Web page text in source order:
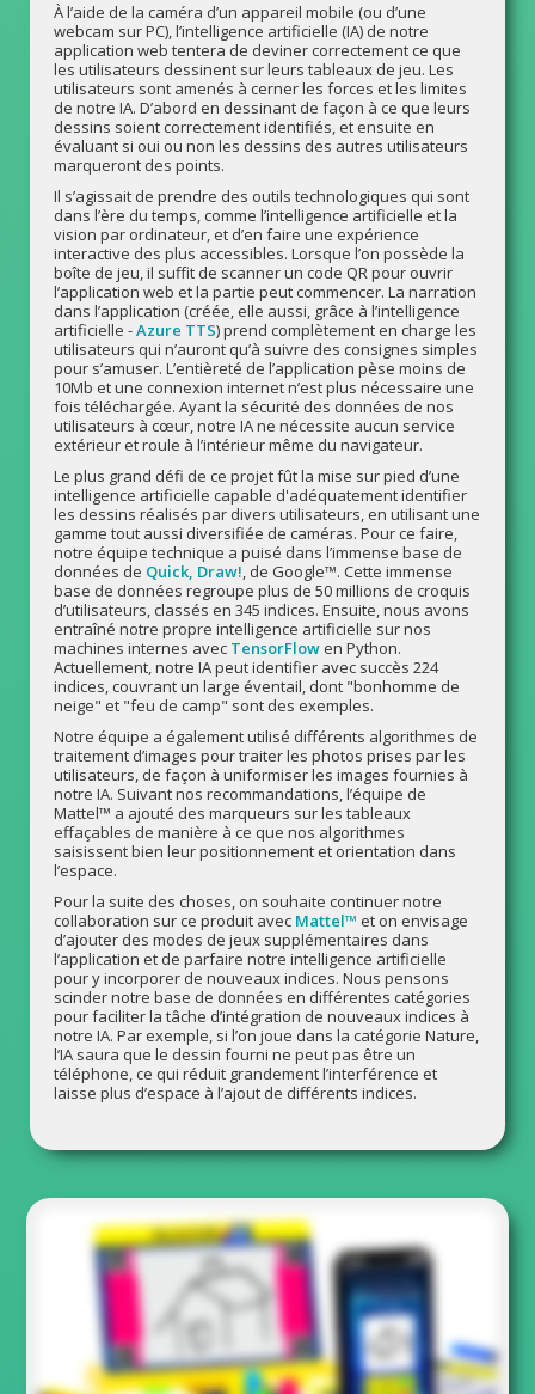
À l’aide de la caméra d’un appareil mobile (ou d’une
webcam sur PC), l’intelligence artificielle (IA) de notre
application web tentera de deviner correctement ce que
les utilisateurs dessinent sur leurs tableaux de jeu. Les
utilisateurs sont amenés à cerner les forces et les limites
de notre IA. D’abord en dessinant de façon à ce que leurs
dessins soient correctement identifiés, et ensuite en
évaluant si oui ou non les dessins des autres utilisateurs
marqueront des points.
Il s’agissait de prendre des outils technologiques qui sont
dans l’ère du temps, comme l’intelligence artificielle et la
vision par ordinateur, et d’en faire une expérience
interactive des plus accessibles. Lorsque l’on possède la
boîte de jeu, il suffit de scanner un code QR pour ouvrir
l’application web et la partie peut commencer. La narration
dans l’application (créée, elle aussi, grâce à l’intelligence
artificielle -Azure TTS) prend complètement en charge les
utilisateurs qui n’auront qu’à suivre des consignes simples
pour s’amuser. L’entièreté de l’application pèse moins de
10Mb et une connexion internet n’est plus nécessaire une
fois téléchargée. Ayant la sécurité des données de nos
utilisateurs à cœur, notre IA ne nécessite aucun service
extérieur et roule à l’intérieur même du navigateur.
Le plus grand défi de ce projet fût la mise sur pied d’une
intelligence artificielle capable d'adéquatement identifier
les dessins réalisés par divers utilisateurs, en utilisant une
gamme tout aussi diversifiée de caméras. Pour ce faire,
notre équipe technique a puisé dans l’immense base de
données de Quick, Draw!, de Google™. Cette immense
base de données regroupe plus de 50 millions de croquis
d’utilisateurs, classés en 345 indices. Ensuite, nous avons
entraîné notre propre intelligence artificielle sur nos
machines internes avec TensorFlowen Python.
Actuellement, notre IA peut identifier avec succès 224
indices, couvrant un large éventail, dont "bonhomme de
neige" et "feu de camp" sont des exemples.
Notre équipe a également utilisé différents algorithmes de
traitement d’images pour traiter les photos prises par les
utilisateurs, de façon à uniformiser les images fournies à
notre IA. Suivant nos recommandations, l’équipe de
Mattel™ a ajouté des marqueurs sur les tableaux
effaçables de manière à ce que nos algorithmes
saisissent bien leur positionnement et orientation dans
l’espace.
Pour la suite des choses, on souhaite continuer notre
collaboration sur ce produit avec Mattel™ et on envisage
d’ajouter des modes de jeux supplémentaires dans
l’application et de parfaire notre intelligence artificielle
pour y incorporer de nouveaux indices. Nous pensons
scinder notre base de données en différentes catégories
pour faciliter la tâche d’intégration de nouveaux indices à
notre IA. Par exemple, si l’on joue dans la catégorie Nature,
l’IA saura que le dessin fourni ne peut pas être un
téléphone, ce qui réduit grandement l’interférence et
laisse plus d’espace à l’ajout de différents indices.